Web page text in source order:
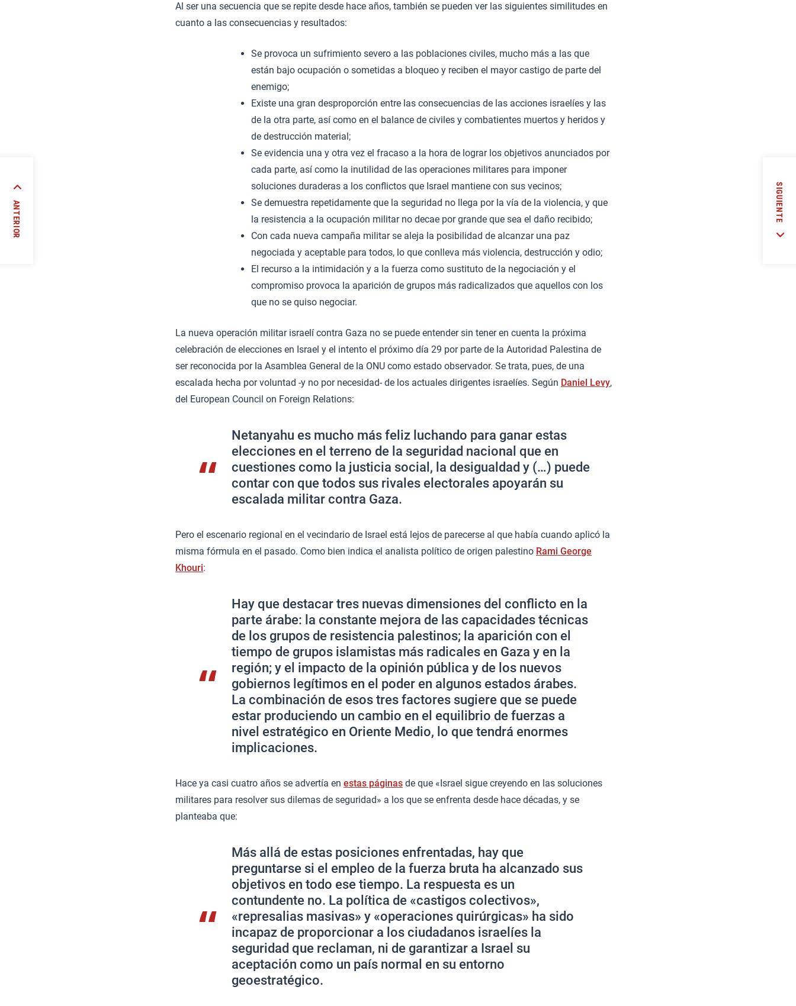
Al ser una secuencia que se repite desde hace años, también se pueden ver las siguientes similitudes en
cuanto a las consecuencias y resultados:
Se provoca un sufrimiento severo a las poblaciones civiles, mucho más a las que
están bajo ocupación o sometidas a bloqueo y reciben el mayor castigo de parte del
enemigo;
Existe una gran desproporción entre las consecuencias de las acciones israelíes y las
de la otra parte, así como en el balance de civiles y combatientes muertos y heridos y
de destrucción material;
Se evidencia una y otra vez el fracaso a la hora de lograr los objetivos anunciados por
cada parte, así como la inutilidad de las operaciones militares para imponer
soluciones duraderas a los conflictos que Israel mantiene con sus vecinos;
Se demuestra repetidamente que la seguridad no llega por la vía de la violencia, y que
la resistencia a la ocupación militar no decae por grande que sea el daño recibido;
Con cada nueva campaña militar se aleja la posibilidad de alcanzar una paz
negociada y aceptable para todos, lo que conlleva más violencia, destrucción y odio;
El recurso a la intimidación y a la fuerza como sustituto de la negociación y el
compromiso provoca la aparición de grupos más radicalizados que aquellos con los
que no se quiso negociar.
La nueva operación militar israelí contra Gaza no se puede entender sin tener en cuenta la próxima
celebración de elecciones en Israel y el intento el próximo día 29 por parte de la Autoridad Palestina de
ser reconocida por la Asamblea General de la ONU como estado observador. Se trata, pues, de una
escalada hecha por voluntad -y no por necesidad- de los actuales dirigentes israelíes. Según Daniel Levy,
del European Council on Foreign Relations:
Netanyahu es mucho más feliz luchando para ganar estas
elecciones en el terreno de la seguridad nacional que en
cuestiones como la justicia social, la desigualdad y (…) puede
contar con que todos sus rivales electorales apoyarán su
escalada militar contra Gaza.
Pero el escenario regional en el vecindario de Israel está lejos de parecerse al que había cuando aplicó la
misma fórmula en el pasado. Como bien indica el analista político de origen palestino Rami George
Khouri:
Hay que destacar tres nuevas dimensiones del conflicto en la
parte árabe: la constante mejora de las capacidades técnicas
de los grupos de resistencia palestinos; la aparición con el
tiempo de grupos islamistas más radicales en Gaza y en la
región; y el impacto de la opinión pública y de los nuevos
gobiernos legítimos en el poder en algunos estados árabes.
La combinación de esos tres factores sugiere que se puede
estar produciendo un cambio en el equilibrio de fuerzas a
nivel estratégico en Oriente Medio, lo que tendrá enormes
implicaciones.
Hace ya casi cuatro años se advertía en estas páginas de que «Israel sigue creyendo en las soluciones
militares para resolver sus dilemas de seguridad» a los que se enfrenta desde hace décadas, y se
planteaba que:
Más allá de estas posiciones enfrentadas, hay que
preguntarse si el empleo de la fuerza bruta ha alcanzado sus
objetivos en todo ese tiempo. La respuesta es un
contundente no. La política de «castigos colectivos»,
«represalias masivas» y «operaciones quirúrgicas» ha sido
incapaz de proporcionar a los ciudadanos israelíes la
seguridad que reclaman, ni de garantizar a Israel su
aceptación como un país normal en su entorno
geoestratégico.
ANTERIOR
la SIGUIENTE